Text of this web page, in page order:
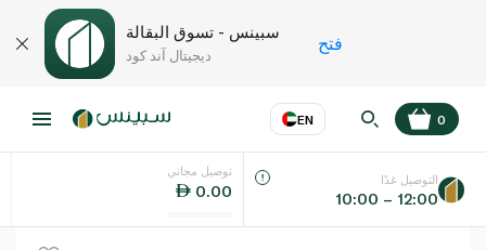
سبينس - تسوق البقالة
ديجيتال آند كود
فتح
EN
اللغة عر
0
توصيل مجاني
0.00
التوصيل غدًا
10:00 – 12:00